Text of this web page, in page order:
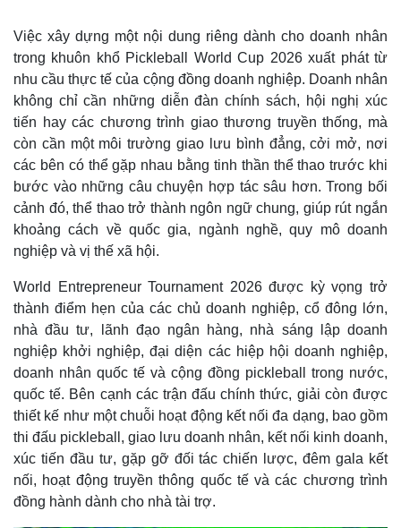
Kinh tế
Bất động sản
Thị trường
Việc xây dựng một nội dung riêng dành cho doanh nhân
trong khuôn khổ Pickleball World Cup 2026 xuất phát từ
nhu cầu thực tế của cộng đồng doanh nghiệp. Doanh nhân
không chỉ cần những diễn đàn chính sách, hội nghị xúc
tiến hay các chương trình giao thương truyền thống, mà
còn cần một môi trường giao lưu bình đẳng, cởi mở, nơi
các bên có thể gặp nhau bằng tinh thần thể thao trước khi
bước vào những câu chuyện hợp tác sâu hơn. Trong bối
cảnh đó, thể thao trở thành ngôn ngữ chung, giúp rút ngắn
khoảng cách về quốc gia, ngành nghề, quy mô doanh
nghiệp và vị thế xã hội.
World Entrepreneur Tournament 2026 được kỳ vọng trở
thành điểm hẹn của các chủ doanh nghiệp, cổ đông lớn,
nhà đầu tư, lãnh đạo ngân hàng, nhà sáng lập doanh
nghiệp khởi nghiệp, đại diện các hiệp hội doanh nghiệp,
doanh nhân quốc tế và cộng đồng pickleball trong nước,
quốc tế. Bên cạnh các trận đấu chính thức, giải còn được
thiết kế như một chuỗi hoạt động kết nối đa dạng, bao gồm
thi đấu pickleball, giao lưu doanh nhân, kết nối kinh doanh,
xúc tiến đầu tư, gặp gỡ đối tác chiến lược, đêm gala kết
nối, hoạt động truyền thông quốc tế và các chương trình
đồng hành dành cho nhà tài trợ.